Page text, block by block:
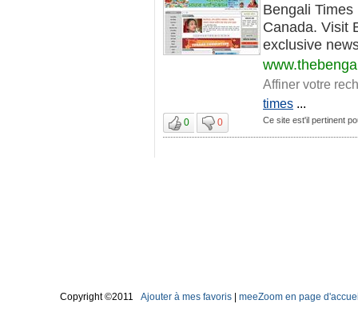
Bengali
Canada. Visit
exclusive
Affiner votre
times ...
0 0 Ce site est'il pertinent
Copyright ©2011 Ajouter à mes favoris meeZoom en page